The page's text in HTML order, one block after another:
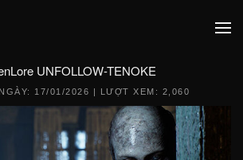
UNFOLLOW-TENOKE
17/01/2026 | LƯỢT XEM: 2,060